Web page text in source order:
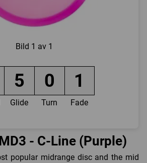
Bild 1 av 1
5 0 1
Glide Turn Fade
- C-Line (Purple)
popular midrange disc and the mid